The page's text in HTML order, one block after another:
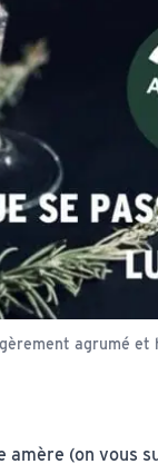
agrumé et
amère (on vous